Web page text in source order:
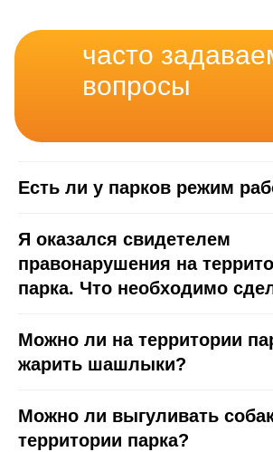
часто
вопросы
Есть ли у парков режим
Я оказался свидетелем
правонарушения на
парка. Что необходимо
Можно ли на территории
жарить шашлыки?
Можно ли выгуливать
территории парка?